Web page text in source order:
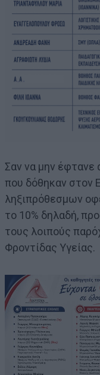
Σαν να μην έφτανε
που δόθηκαν στον
ληξιπρόθεσμων
το 10% δηλαδή,
τους λοιπούς
Φροντίδας Υγείας.